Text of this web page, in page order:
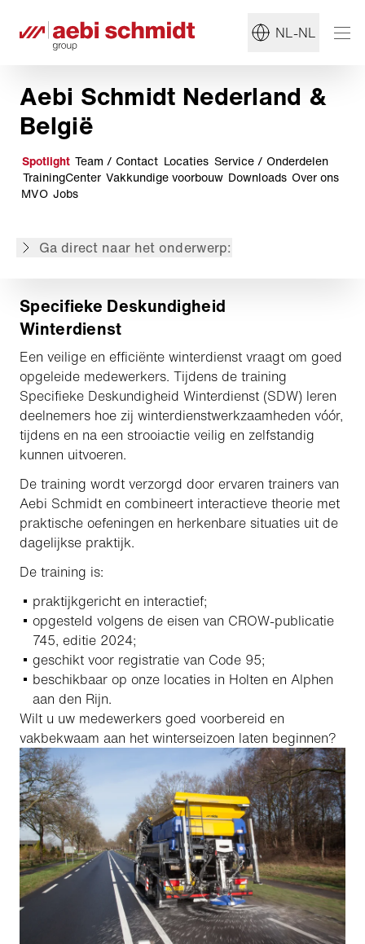
NL-NL
Aebi Schmidt Nederland &
België
Spotlight Team / Contact Locaties Service / Onderdelen
TrainingCenter Vakkundige voorbouw Downloads Over ons
MVO Jobs
Ga direct naar het onderwerp:
Specifieke Deskundigheid Winterdienst
18 Schmidt AS 990’s voor Defensie
Zomeronderhoud winterdienst
Gladheidbestrijdingscongres 2026
Nieuwe CEO Aebi Schmidt NL & BE
Nido QM 0-plaat
Specifieke Deskundigheid
Winterdienst
Een veilige en efficiënte winterdienst vraagt om goed
opgeleide medewerkers. Tijdens de training
Specifieke Deskundigheid Winterdienst (SDW) leren
deelnemers hoe zij winterdienstwerkzaamheden vóór,
tijdens en na een strooiactie veilig en zelfstandig
kunnen uitvoeren.
De training wordt verzorgd door ervaren trainers van
Aebi Schmidt en combineert interactieve theorie met
praktische oefeningen en herkenbare situaties uit de
dagelijkse praktijk.
De training is:
praktijkgericht en interactief;
opgesteld volgens de eisen van CROW-publicatie
745, editie 2024;
geschikt voor registratie van Code 95;
beschikbaar op onze locaties in Holten en Alphen
aan den Rijn.
Wilt u uw medewerkers goed voorbereid en
vakbekwaam aan het winterseizoen laten beginnen?